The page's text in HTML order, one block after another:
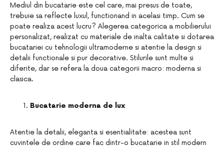
Mediul din bucatarie este cel care, mai presus de toate,
trebuie sa reflecte luxul, functionand in acelasi timp. Cum se
poate realiza acest lucru? Alegerea categorica a mobilierului
personalizat, realizat cu materiale de inalta calitate si dotarea
bucatariei cu tehnologii ultramoderne si atentie la design si
detalii functionale si pur decorative. Stilurile sunt multe si
diferite, dar se refera la doua categorii macro: moderna si
clasica.
Bucatarie moderna de lux
Atentie la detalii, eleganta si esentialitate: acestea sunt
cuvintele de ordine care fac dintr-o bucatarie in stil modern